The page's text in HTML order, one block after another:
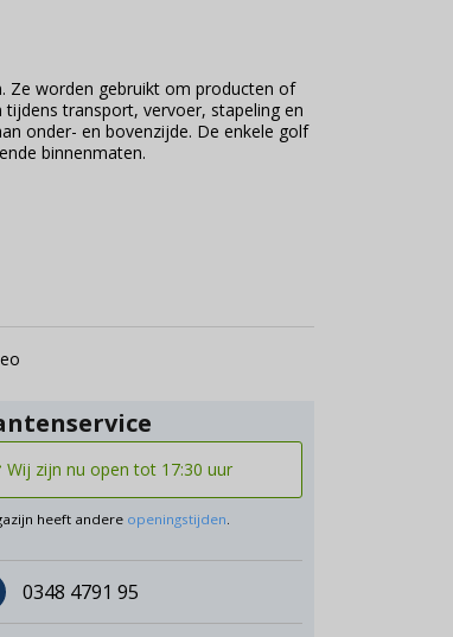
Ze worden gebruikt om producten of
transport, vervoer, stapeling en
onder- en bovenzijde. De enkele golf
binnenmaten.
Wij zijn nu open tot 17:30 uur
heeft andere openingstijden
0348 4791 95